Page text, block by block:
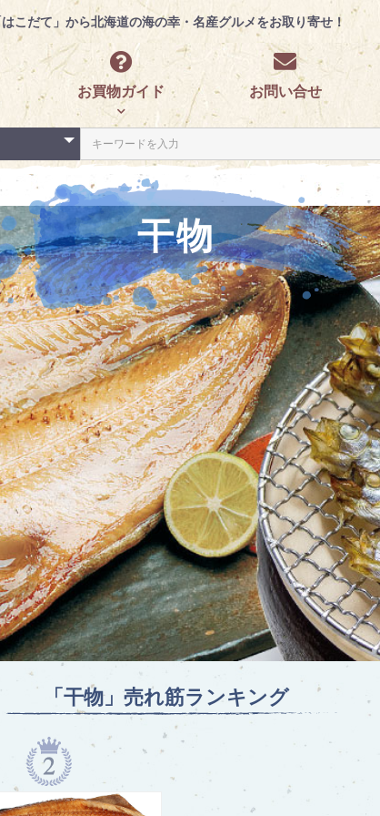
こだて」から北海道の海の幸・名産グルメをお取り寄せ！
お買物ガイド お問い合せ
干物
「干物」 売れ筋ランキング